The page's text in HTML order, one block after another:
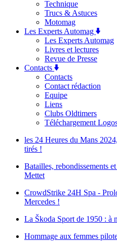
Technique
Trucs & Astuces
Motomag
Les Experts Automag
Les Experts Automag
Livres et lectures
Revue de Presse
Contacts
Contacts
Contact rédaction
Equipe
Liens
Clubs Oldtimers
Téléchargement
les 24 Heures du Mans
tirés !
Batailles, rebondissements
Mettet
CrowdStrike 24H Spa -
Mercedes !
La Škoda Sport de 1950 : à
Hommage aux femmes